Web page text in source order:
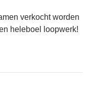
verkocht worden
heleboel loopwerk!